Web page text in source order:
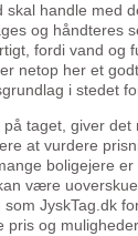
skal handle med
og håndteres
fordi vand og
netop her et
i stedet
taget, giver det
at vurdere
boligejere
være
JyskTag.dk
pris og muligheder.